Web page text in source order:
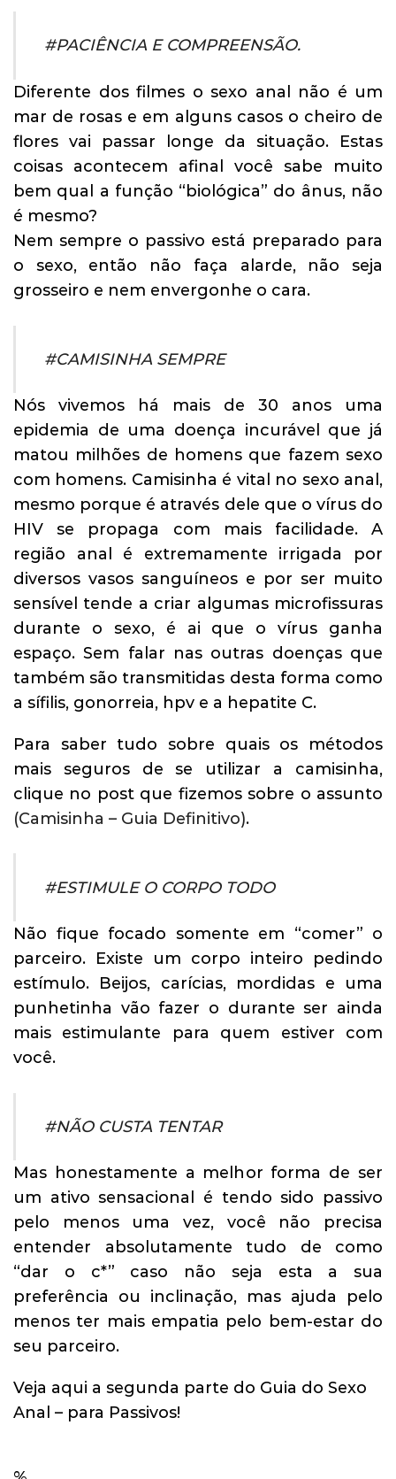
#PACIÊNCIA E COMPREENSÃO.
Diferente dos filmes o sexo anal não é um
mar de rosas e em alguns casos o cheiro de
flores vai passar longe da situação. Estas
coisas acontecem afinal você sabe muito
bem qual a função “biológica” do ânus, não
é mesmo?
Nem sempre o passivo está preparado para
o sexo, então não faça alarde, não seja
grosseiro e nem envergonhe o cara.
#CAMISINHA SEMPRE
Nós vivemos há mais de 30 anos uma
epidemia de uma doença incurável que já
matou milhões de homens que fazem sexo
com homens. Camisinha é vital no sexo anal,
mesmo porque é através dele que o vírus do
HIV se propaga com mais facilidade. A
região anal é extremamente irrigada por
diversos vasos sanguíneos e por ser muito
sensível tende a criar algumas microfissuras
durante o sexo, é ai que o vírus ganha
espaço. Sem falar nas outras doenças que
também são transmitidas desta forma como
a sífilis, gonorreia, hpv e a hepatite C.
Para saber tudo sobre quais os métodos
mais seguros de se utilizar a camisinha,
clique no post que fizemos sobre o assunto
(Camisinha – Guia Definitivo).
#ESTIMULE O CORPO TODO
Não fique focado somente em “comer” o
parceiro. Existe um corpo inteiro pedindo
estímulo. Beijos, carícias, mordidas e uma
punhetinha vão fazer o durante ser ainda
mais estimulante para quem estiver com
você.
#NÃO CUSTA TENTAR
Mas honestamente a melhor forma de ser
um ativo sensacional é tendo sido passivo
pelo menos uma vez, você não precisa
entender absolutamente tudo de como
“dar o c*” caso não seja esta a sua
preferência ou inclinação, mas ajuda pelo
menos ter mais empatia pelo bem-estar do
seu parceiro.
Veja aqui a segunda parte do Guia do Sexo
Anal – para Passivos!